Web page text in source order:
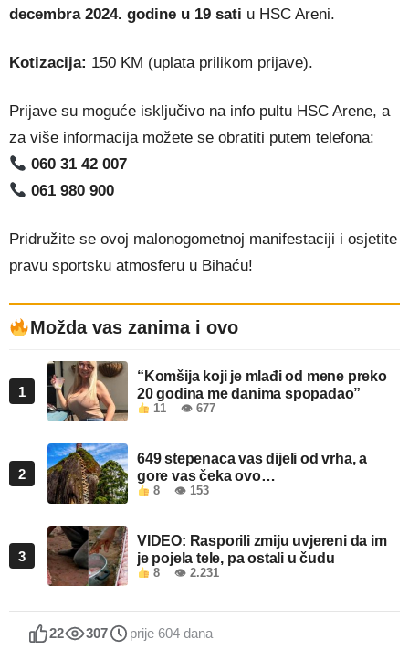
decembra 2024. godine u 19 sati u HSC Areni.
Kotizacija: 150 KM (uplata prilikom prijave).
Prijave su moguće isključivo na info pultu HSC Arene, a
za više informacija možete se obratiti putem telefona:
060 31 42 007
061 980 900
Pridružite se ovoj malonogometnoj manifestaciji i osjetite
pravu sportsku atmosferu u Bihaću!
Možda vas zanima i ovo
1
“Komšija koji je mlađi od mene preko
20 godina me danima spopadao”
11 👁 677
2
649 stepenaca vas dijeli od vrha, a
gore vas čeka ovo…
8 👁 153
3
VIDEO: Rasporili zmiju uvjereni da im
je pojela tele, pa ostali u čudu
8 👁 2.231
22 307 prije 604 dana